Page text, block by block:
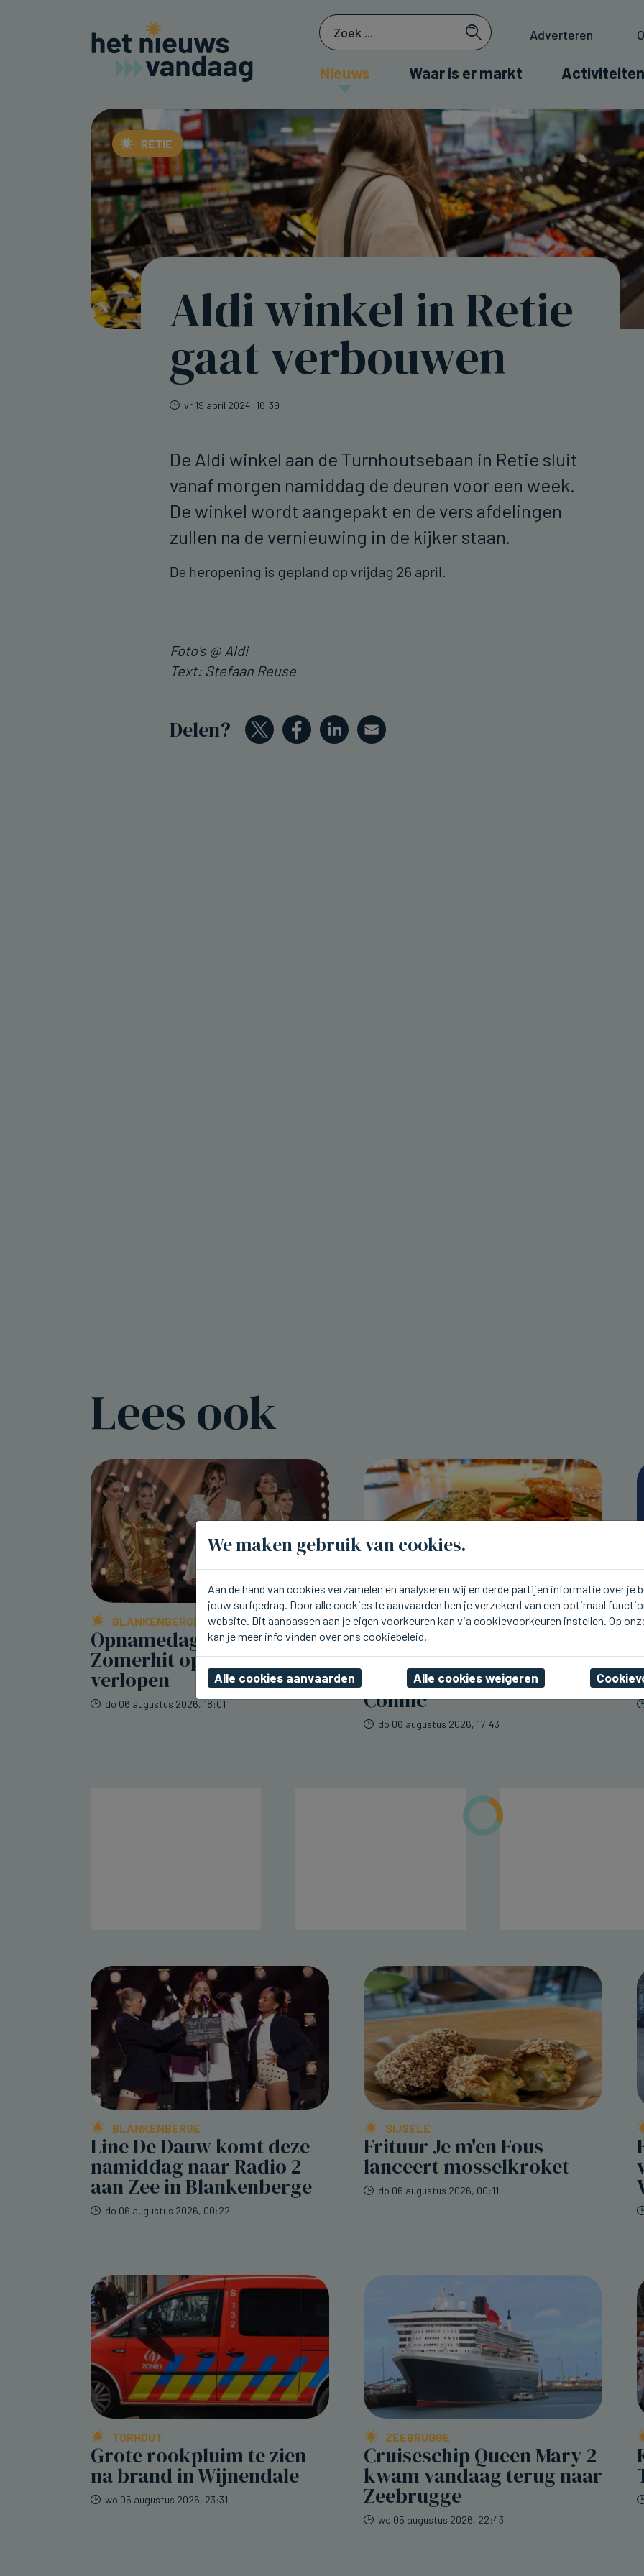
Adverteren
Nieuws Waar is er markt
RETIE
Aldi winkel in Retie
gaat verbouwen
vr 19 april 2024, 16:39
De Aldi winkel aan de Turnhoutsebaan in Retie sluit
vanaf morgen namiddag de deuren voor een week.
De winkel wordt aangepakt en de vers afdelingen
zullen na de vernieuwing in de kijker staan.
De heropening is gepland op vrijdag 26 april.
Foto's @ Aldi
Text: Stefaan Reuse
Delen?
Lees ook
BLANKENBERGE
Opnamedagen voor
Zomerhit op tv vlot
verlopen
do 06 augustus 2026, 18:01
BRUGGE
Tartaar van tonijn en
zonnevis op de nieuwe
weeklunch bij Breydel de
Coninc
do 06 augustus 2026, 17:43
BLANKENBERGE
Line De Dauw komt deze
namiddag naar Radio 2
aan Zee in Blankenberge
do 06 augustus 2026, 00:22
SIJSELE
Frituur Je m'en Fous
lanceert mosselkroket
do 06 augustus 2026, 00:11
TORHOUT
Grote rookpluim te zien
na brand in Wijnendale
wo 05 augustus 2026, 23:31
ZEEBRUGGE
Cruiseschip Queen Mary 2
kwam vandaag terug naar
Zeebrugge
wo 05 augustus 2026, 22:43
We maken gebruik van cookies.
Aan de hand van cookies verzamelen en analyseren wij en derde partijen informatie over je
jouw surfgedrag. Door alle cookies te aanvaarden ben je verzekerd van een optimaal
website. Dit aanpassen aan je eigen voorkeuren kan via cookievoorkeuren instellen. Op
kan je meer info vinden over ons cookiebeleid.
Alle cookies aanvaarden Alle cookies weigeren